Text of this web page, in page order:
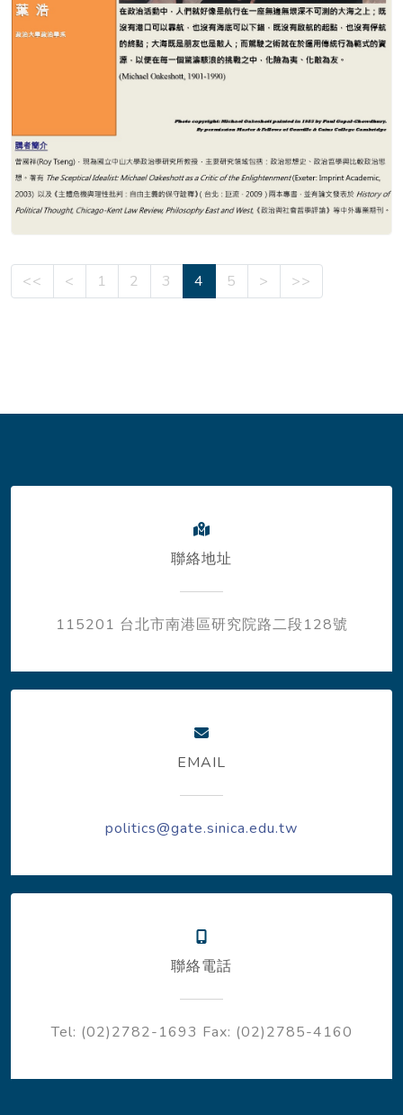
<< < 1 2 3 4 5 > >>
聯絡地址
115201 台北市南港區研究院路二段128號
EMAIL
politics@gate.sinica.edu.tw
聯絡電話
Tel: (02)2782-1693 Fax: (02)2785-4160